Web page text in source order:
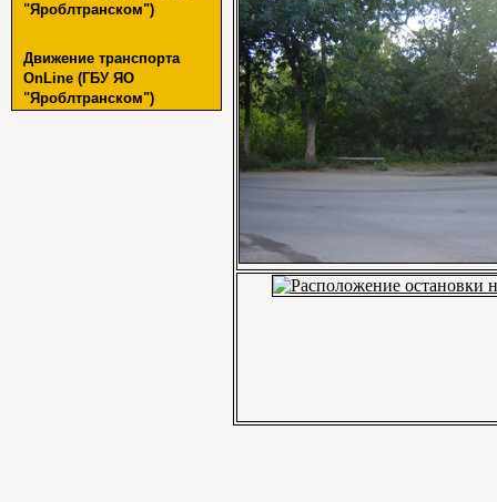
"Яроблтранском")
Движение транспорта
OnLine (ГБУ ЯО
"Яроблтранском")